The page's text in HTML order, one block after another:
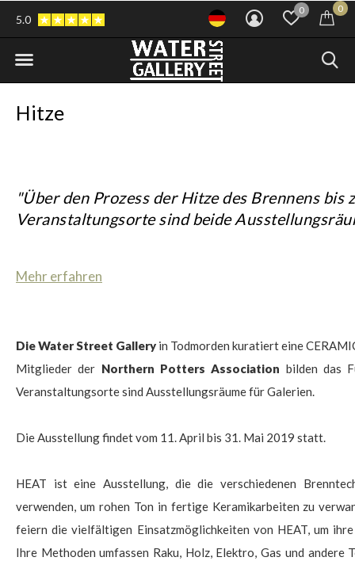
0 0
5.0
Hitze
"Über den Prozess der Hitze des Brennens bis
Veranstaltungsorte sind beide
Mehr erfahren
Die Water Street Gallery in Todmorden kuratiert eine
Mitglieder der Northern Potters Association bilden das
Veranstaltungsorte sind Ausstellungsräume für Galerien.
Die Ausstellung findet vom 11. April bis 31. Mai 2019 statt.
HEAT ist eine Ausstellung, die die verschiedenen
verwenden, um rohen Ton in fertige Keramikarbeiten zu
feiern die vielfältigen Einsatzmöglichkeiten von HEAT, um
Ihre Methoden umfassen Raku, Holz, Elektro, Gas und andere